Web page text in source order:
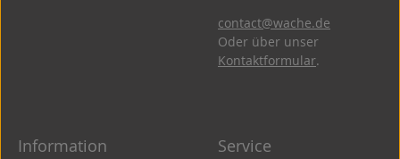
contact@wache.de
Oder über unser
Kontaktformular.
Information Service